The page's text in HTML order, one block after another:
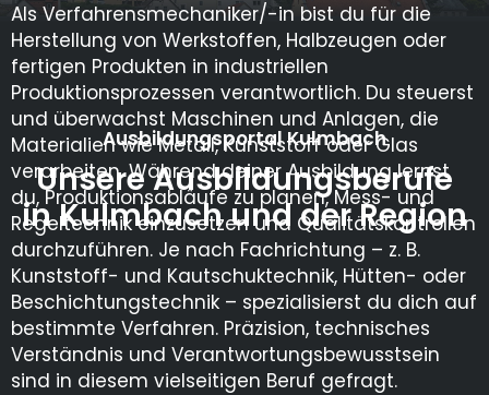
Ausbildungsportal Kulmbach
Unsere Ausbildungsberufe
in Kulmbach und der Region
Als Verfahrensmechaniker/-in bist du für die
Herstellung von Werkstoffen, Halbzeugen oder
fertigen Produkten in industriellen
Produktionsprozessen verantwortlich. Du steuerst
und überwachst Maschinen und Anlagen, die
Materialien wie Metall, Kunststoff oder Glas
verarbeiten. Während deiner Ausbildung lernst
du, Produktionsabläufe zu planen, Mess- und
Regeltechnik einzusetzen und Qualitätskontrollen
durchzuführen. Je nach Fachrichtung – z. B.
Kunststoff- und Kautschuktechnik, Hütten- oder
Beschichtungstechnik – spezialisierst du dich auf
bestimmte Verfahren. Präzision, technisches
Verständnis und Verantwortungsbewusstsein
sind in diesem vielseitigen Beruf gefragt.